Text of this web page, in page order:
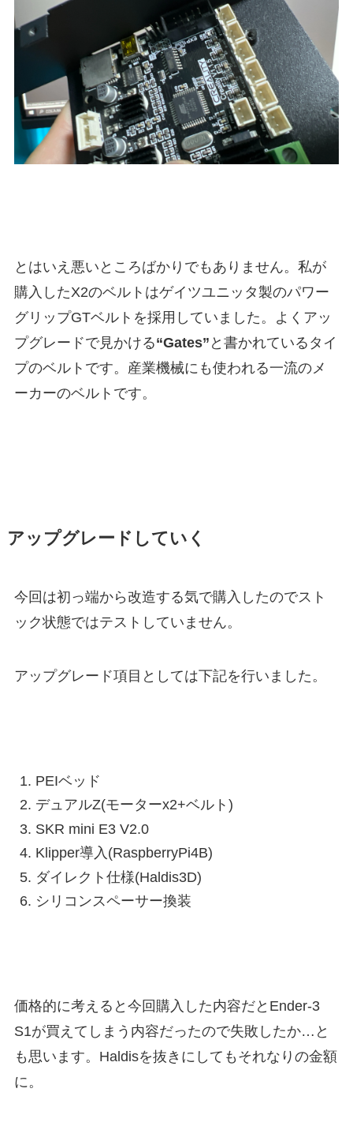
とはいえ悪いところばかりでもありません。私が
購入したX2のベルトはゲイツユニッタ製のパワー
グリップGTベルトを採用していました。よくアッ
プグレードで見かける“Gates” と書かれているタイ
プのベルトです。産業機械にも使われる一流のメ
ーカーのベルトです。
アップグレードしていく
今回は初っ端から改造する気で購入したのでスト
ック状態ではテストしていません。
アップグレード項目としては下記を行いました。
PEIベッド
デュアルZ(モーターx2+ベルト)
SKR mini E3 V2.0
Klipper導入(RaspberryPi4B)
ダイレクト仕様(Haldis3D)
シリコンスペーサー換装
価格的に考えると今回購入した内容だとEnder-3
S1が買えてしまう内容だったので失敗したか…と
も思います。Haldisを抜きにしてもそれなりの金額
に。